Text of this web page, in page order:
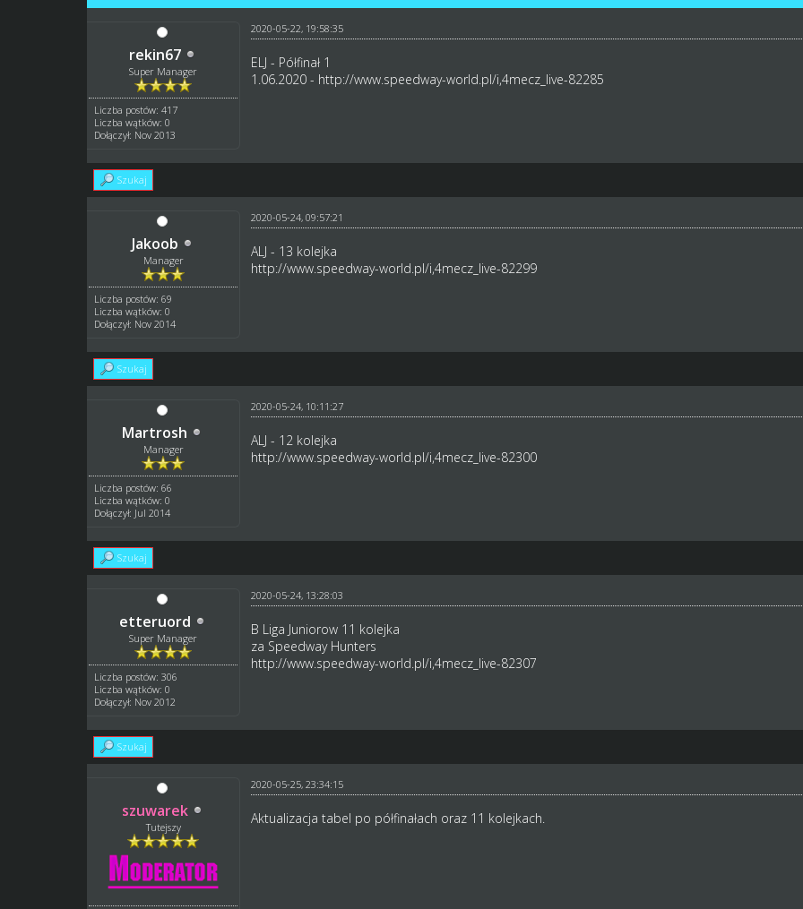
rekin67
Super Manager
Liczba postów: 417
Liczba wątków: 0
Dołączył: Nov 2013
2020-05-22, 19:58:35
ELJ - Półfinał 1
1.06.2020 - http://www.speedway-world.pl/i,4mecz_live-82285
Szukaj
Jakoob
Manager
Liczba postów: 69
Liczba wątków: 0
Dołączył: Nov 2014
2020-05-24, 09:57:21
ALJ - 13 kolejka
http://www.speedway-world.pl/i,4mecz_live-82299
Szukaj
Martrosh
Manager
Liczba postów: 66
Liczba wątków: 0
Dołączył: Jul 2014
2020-05-24, 10:11:27
ALJ - 12 kolejka
http://www.speedway-world.pl/i,4mecz_live-82300
Szukaj
etteruord
Super Manager
Liczba postów: 306
Liczba wątków: 0
Dołączył: Nov 2012
2020-05-24, 13:28:03
B Liga Juniorow 11 kolejka
za Speedway Hunters
http://www.speedway-world.pl/i,4mecz_live-82307
Szukaj
szuwarek
Tutejszy
2020-05-25, 23:34:15
Aktualizacja tabel po półfinałach oraz 11 kolejkach.